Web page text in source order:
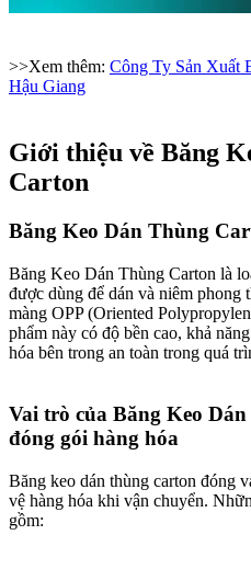
>>Xem thêm: Công Ty Sản Xuất
Hậu Giang
Giới thiệu về Băng
Carton
Băng Keo Dán Thùng
Băng Keo Dán Thùng Carton là
được dùng để dán và niêm
màng OPP (Oriented
phẩm này có độ bền cao, khả
hóa bên trong an toàn trong quá
Vai trò của Băng Keo
đóng gói hàng hóa​
Băng keo dán thùng carton đóng
vệ hàng hóa khi vận chuyển.
gồm: